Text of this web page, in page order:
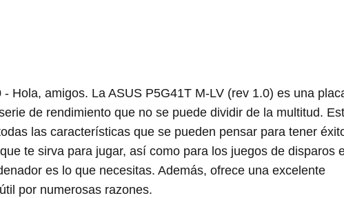
Hola, amigos. La ASUS P5G41T M-LV (rev 1.0) es una
de rendimiento que no se puede dividir de la multitud.
las características que se pueden pensar para tener
te sirva para jugar, así como para los juegos de disparos
es lo que necesitas. Además, ofrece una excelente
por numerosas razones.